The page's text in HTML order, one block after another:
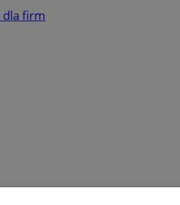
dla firm